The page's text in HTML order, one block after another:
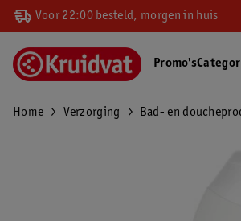
Voor 22:00 besteld, morgen in huis
Promo's
Home Verzorging Bad- en